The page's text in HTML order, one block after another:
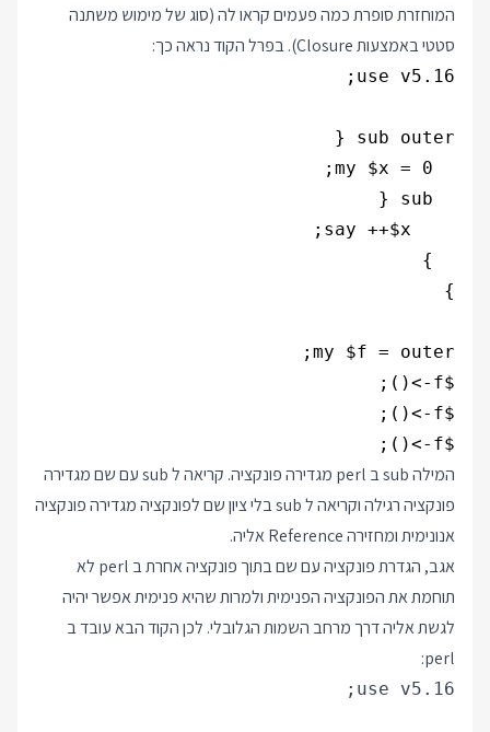
המוחזרת סופרת כמה פעמים קראו לה (סוג של מימוש משתנה
סטטי באמצעות Closure). בפרל הקוד נראה כך:
$f->();
המילה sub ב perl מגדירה פונקציה. קריאה ל sub עם שם מגדירה
פונקציה רגילה וקריאה ל sub בלי ציון שם לפונקציה מגדירה פונקציה
אנונימית ומחזירה Reference אליה.
אגב, הגדרת פונקציה עם שם בתוך פונקציה אחרת ב perl לא
תוחמת את הפונקציה הפנימית ולמרות שהיא פנימית אפשר יהיה
לגשת אליה דרך מרחב השמות הגלובלי. לכן הקוד הבא עובד ב
perl: